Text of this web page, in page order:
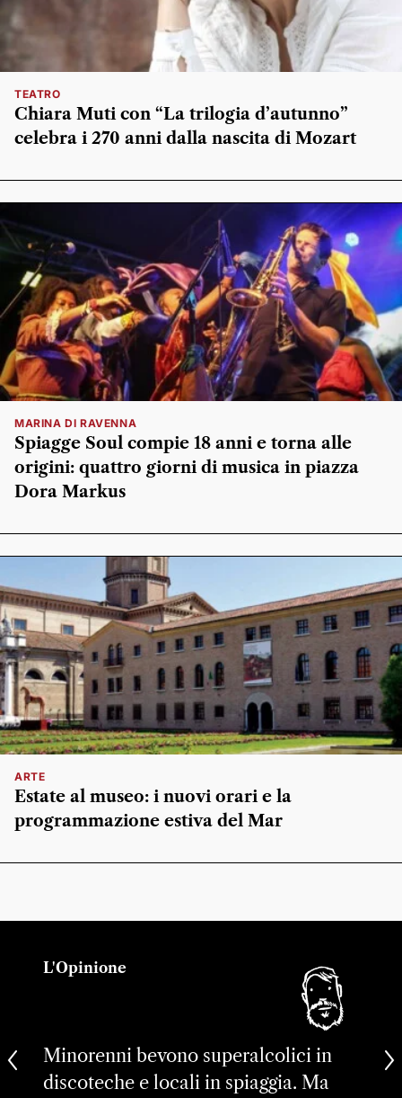
TEATRO
Chiara Muti con “La trilogia d’autunno”
celebra i 270 anni dalla nascita di Mozart
MARINA DI RAVENNA
Spiagge Soul compie 18 anni e torna alle
origini: quattro giorni di musica in piazza
Dora Markus
ARTE
Estate al museo: i nuovi orari e la
programmazione estiva del Mar
L'Opinione
Minorenni bevono superalcolici in
discoteche e locali in spiaggia. Ma